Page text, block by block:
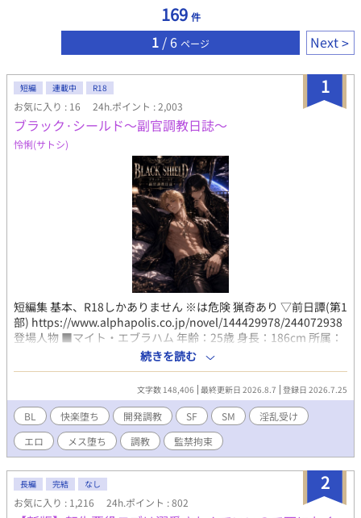
169 件
1 / 6 ページ Next
1
短編 連載中 R18
お気に入り : 16 24h.ポイント : 2,003
ブラック·シールド～副官調教日誌～
怜悧(サトシ)
短編集 基本、R18しかありません ※は危険 猟奇あり ▽前日譚(第1
部) https://www.alphapolis.co.jp/novel/144429978/244072938
登場人物 ■マイト・エブラハム 年齢：25歳 身長：186cm 所属：
ブラック・シールド副官（元エブラハム・ロジャー首領） 百年以
上の歴史を持つ宇宙海賊《エブラハム・ロジャー》の若き元首
領。 豪放磊落で仲間思い。自分の命より部下を優先する生粋の海
賊気質で、誰からも慕われている。 ブラック・シールドとの戦い
で瀕死の重傷を負い、極度の精神的ショックから約二年間の記憶
を失う。 「事故による記憶障害」と信じたままブラック・シール
ドで生活することになる。 現在は記憶が戻り、ディアスの恋人兼
右腕 ⸻ ■ディアス・レイフス 年齢：26歳 身長：183cm 所
属：ブラック・シールド首領／船医 ブラック・シールドを率いる
若き支配者。 銀河では《黒い女神ディア》として恐れられる伝説
の海賊であり、その正体はウォーリア軍最強のガーディアン《死
続きを読む
文字数 148,406 最終更新日 2026.8.7 登録日 2026.7.25
BL 快楽堕ち 開発調教 SF SM
淫乱受け
エロ
メス堕ち 調教 監禁拘束
2
長編 完結 なし
お気に入り : 1,216 24h.ポイント : 802